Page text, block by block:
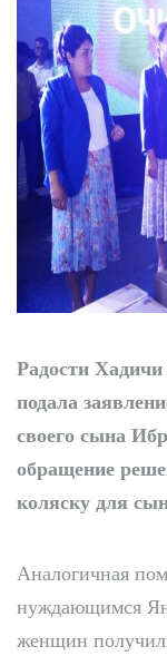
Радости
подала
своего сына
обращение
коляску для
Аналогичная
нуждающимся
женщин